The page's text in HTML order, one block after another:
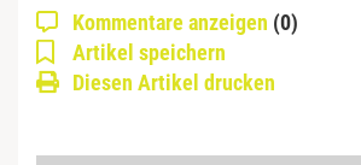
Kommentare anzeigen (0)
Artikel speichern
Diesen Artikel drucken